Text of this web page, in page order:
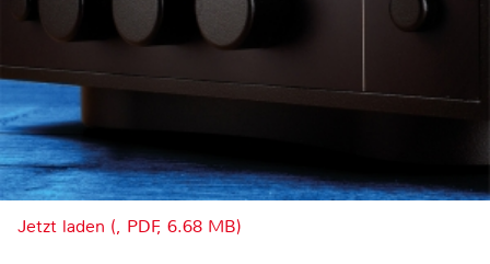
Jetzt laden (, PDF, 6.68 MB)